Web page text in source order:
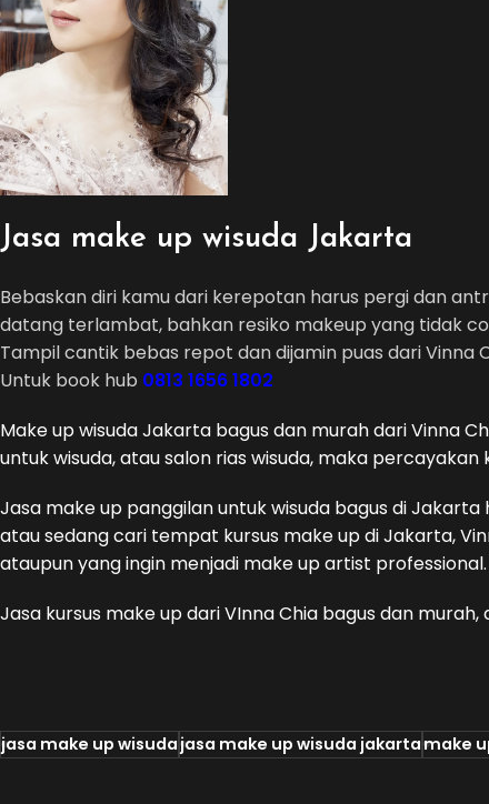
Jasa make up wisuda Jakarta
Bebaskan diri kamu dari kerepotan harus pergi dan
datang terlambat, bahkan resiko makeup yang tidak
Tampil cantik bebas repot dan dijamin puas dari Vinna
Untuk book hub 0813 1656 1802
Make up wisuda Jakarta bagus dan murah dari Vinna
untuk wisuda, atau salon rias wisuda, maka
Jasa make up panggilan untuk wisuda bagus di
atau sedang cari tempat kursus make up di Jakarta,
ataupun yang ingin menjadi make up artist professional.
Jasa kursus make up dari VInna Chia bagus dan murah,
jasa make up wisudajasa make up wisuda jakartamake